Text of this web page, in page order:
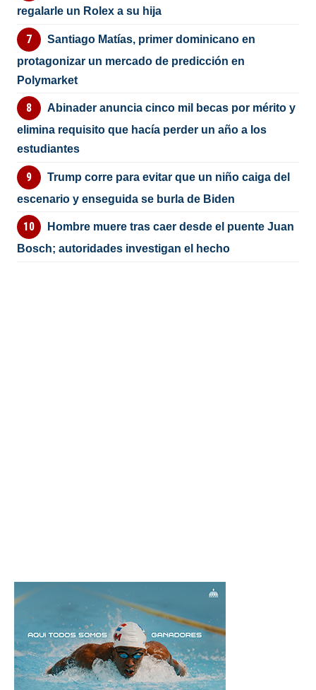
regalarle un Rolex a su hija
Santiago Matías, primer dominicano en
protagonizar un mercado de predicción en
Polymarket
Abinader anuncia cinco mil becas por mérito y
elimina requisito que hacía perder un año a los
estudiantes
Trump corre para evitar que un niño caiga del
escenario y enseguida se burla de Biden
Hombre muere tras caer desde el puente Juan
Bosch; autoridades investigan el hecho